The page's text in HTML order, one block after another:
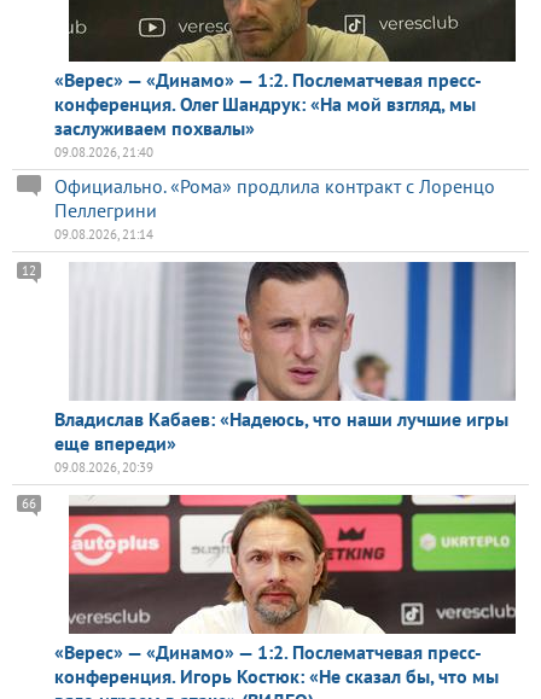
«Верес» — «Динамо» — 1:2. Послематчевая пресс-
конференция. Олег Шандрук: «На мой взгляд, мы
заслуживаем похвалы»
09.08.2026, 21:40
Официально. «Рома» продлила контракт с Лоренцо
Пеллегрини
09.08.2026, 21:14
Владислав Кабаев: «Надеюсь, что наши лучшие игры
еще впереди»
12
09.08.2026, 20:39
«Верес» — «Динамо» — 1:2. Послематчевая пресс-
конференция. Игорь Костюк: «Не сказал бы, что мы
66